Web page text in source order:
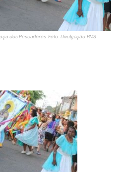
dos Pescadores. Foto: Divulgação PMS